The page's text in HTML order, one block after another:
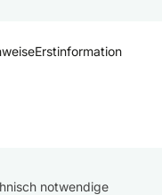
Erstinformation
notwendige